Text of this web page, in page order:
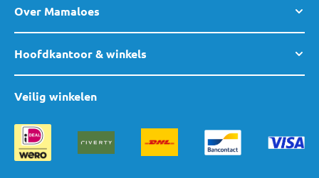
Over Mamaloes
Hoofdkantoor & winkels
Veilig winkelen